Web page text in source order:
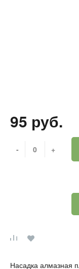
95 руб.
- +
Насадка алмазная